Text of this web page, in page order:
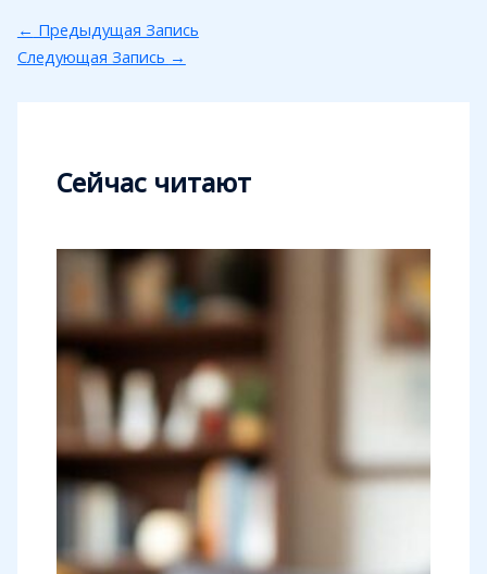
← Предыдущая Запись
Следующая Запись →
Сейчас читают